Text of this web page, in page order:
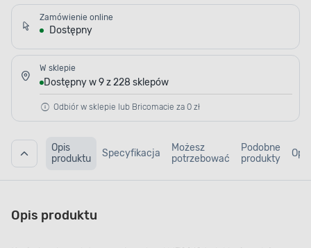
Zamówienie online
Dostępny
W sklepie
Dostępny w 9 z 228 sklepów
Odbiór w sklepie lub Bricomacie za 0 zł
Opis
produktu
Specyfikacja
Możesz
potrzebować
Podobne
produkty
Opis produktu